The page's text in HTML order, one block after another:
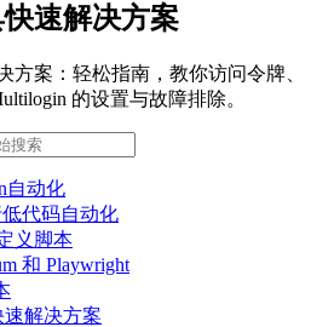
速解决方案
方案：轻松指南，教你访问令牌、
的设置与故障排除。
自动化
低代码自动化
义脚本
和 Playwright
解决方案